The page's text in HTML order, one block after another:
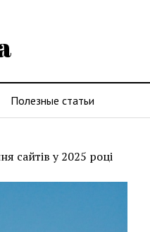
Полезные статьи
сайтів у 2025 році